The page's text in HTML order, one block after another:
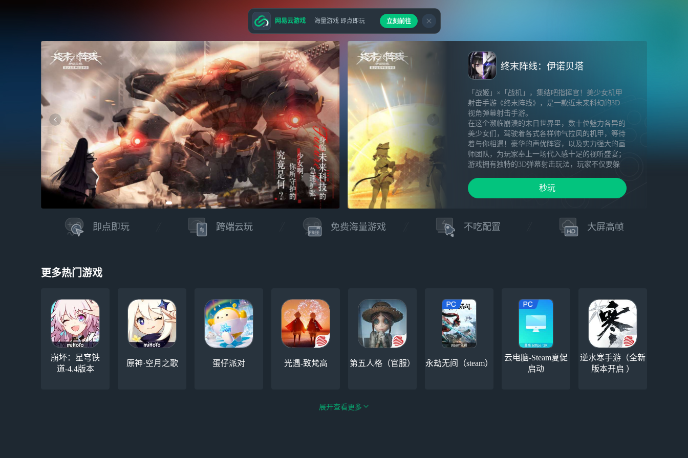
终末阵线：伊诺贝塔
「战姬」×「战机」，集结吧指挥官！美少女机甲
射击手游《终末阵线》，是一款近未来科幻的3D
视角弹幕射击手游。
在这个濒临崩溃的末日世界里，数十位魅力各异的
美少女们，驾驶着各式各样帅气拉风的机甲，等待
着与你相遇！豪华的声优阵容，以及实力强大的画
师团队，为玩家奉上一场代入感十足的视听盛宴；
游戏拥有独特的3D弹幕射击玩法，玩家不仅要躲
直面强敌，极致爽快的战斗节奏，让玩家尽享无与
伦比的沉浸式战斗体验！除此之外，每一位战姬操
性！
秒玩
即点即玩 跨端云玩 免费海量游戏 不吃配置 大屏高帧
更多热门游戏
崩坏：星穹铁
道-4.4版本
原神·空月之歌 蛋仔派对 光遇-致梵高 第五人格（官服） 永劫无间（steam）
云电脑-Steam夏促
启动
逆水寒手游（全新
版本开启 ）
展开查看更多
网易云游戏 海量游戏 即点即玩 立刻前往